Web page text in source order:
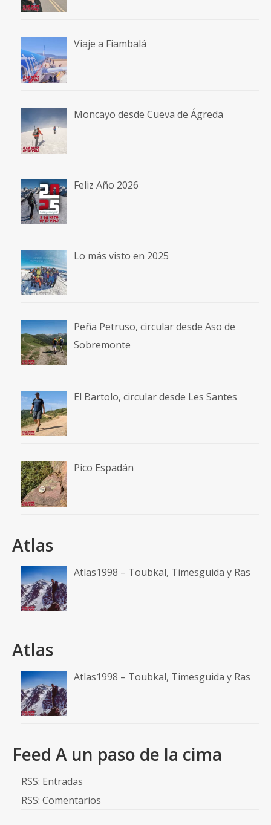
Viaje a Fiambalá
Moncayo desde Cueva de Ágreda
Feliz Año 2026
Lo más visto en 2025
Peña Petruso, circular desde Aso de
Sobremonte
El Bartolo, circular desde Les Santes
Pico Espadán
Atlas
Atlas1998 – Toubkal, Timesguida y Ras
Atlas
Atlas1998 – Toubkal, Timesguida y Ras
Feed A un paso de la cima
RSS: Entradas
RSS: Comentarios